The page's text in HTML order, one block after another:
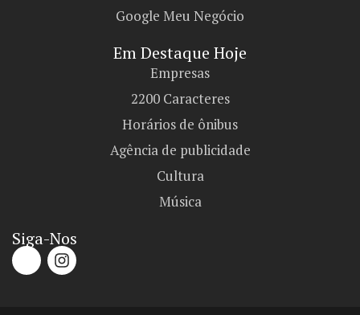
Google Meu Negócio
Em Destaque Hoje
Empresas
2200 Caracteres
Horários de ônibus
Agência de publicidade
Cultura
Música
Siga-Nos